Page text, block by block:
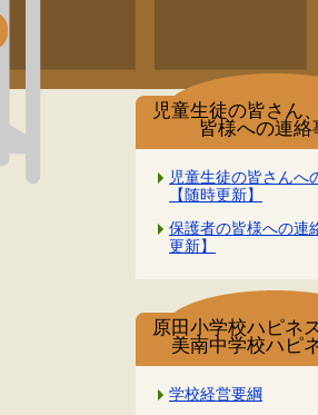
児童生徒の皆さん
皆様への連絡
児童生徒の皆さんへ
【随時更新】
保護者の皆様への連
更新】
原田小学校ハピネ
美南中学校ハピ
学校経営要綱